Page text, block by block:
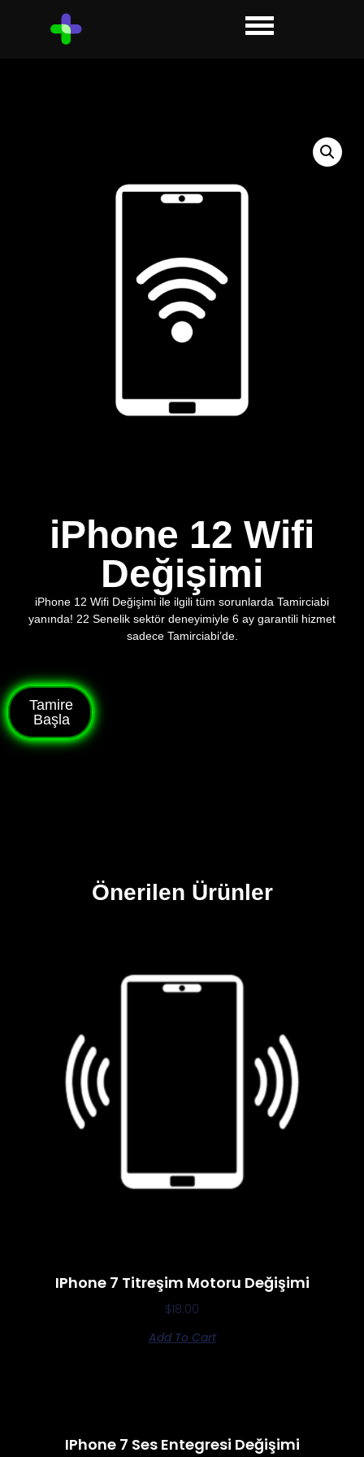
iPhone 12 Wifi
Değişimi
iPhone 12 Wifi Değişimi ile ilgili tüm sorunlarda Tamirciabi
yanında! 22 Senelik sektör deneyimiyle 6 ay garantili hizmet
sadece Tamirciabi’de.
Tamire
Başla
Önerilen Ürünler
IPhone 7 Titreşim Motoru Değişimi
$18.00
Add To Cart
IPhone 7 Ses Entegresi Değişimi